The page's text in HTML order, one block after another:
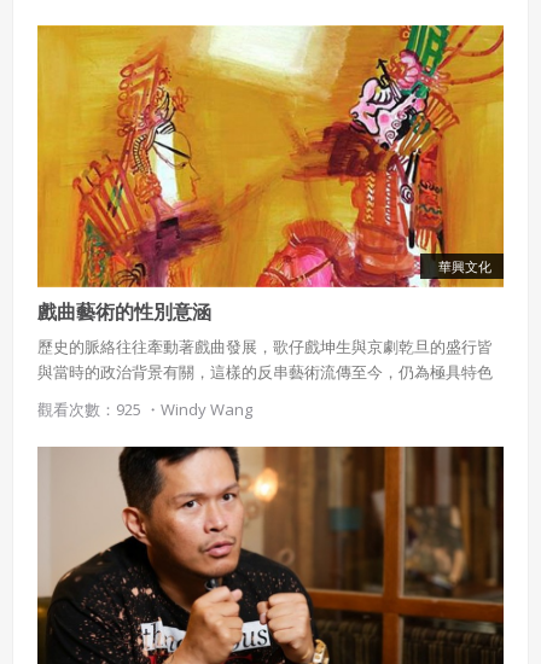
華興文化
戲曲藝術的性別意涵
歷史的脈絡往往牽動著戲曲發展，歌仔戲坤生與京劇乾旦的盛行皆
與當時的政治背景有關，這樣的反串藝術流傳至今，仍為極具特色
的表演形式。
觀看次數：925 ・ Windy Wang